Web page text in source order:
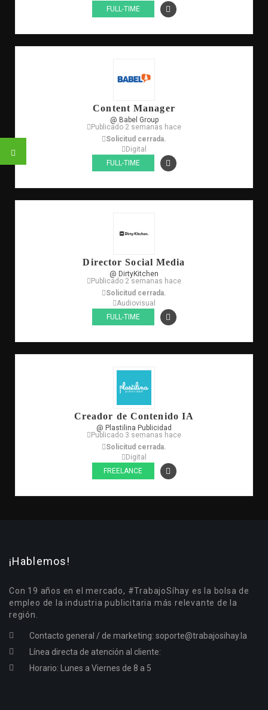
FULL-TIME
Content Manager
@ Babel Group
Publicado 2 semanas hace
Solicitud cerrada.
Digital
FULL-TIME
Director Social Media
@ DirtyKitchen
Publicado 2 semanas hace
Solicitud cerrada.
Audiovisual
FULL-TIME
Creador de Contenido IA
@ Plastilina Publicidad
Publicado 3 semanas hace
Solicitud cerrada.
Digital
FREELANCE
¡Hablemos!
Con 19 años en el mercado, #TrabajoSíhay es la bolsa de
empleo de la industria publicitaria más relevante de la
región.
Contacto general / de marketing: soporte@trabajosihay.la
Línea directa de atención al cliente:
Horario: Lunes a Viernes de 8 a 5